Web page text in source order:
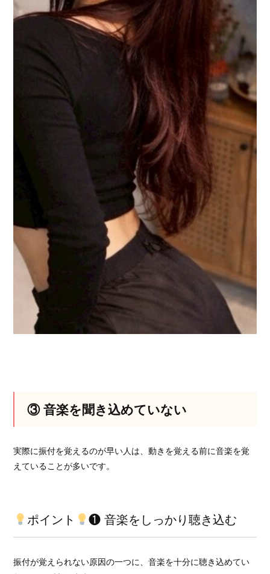
③ 音楽を聞き込めていない
実際に振付を覚えるのが早い人は、動きを覚える前に音楽を覚
えていることが多いです。
ポイント ❶ 音楽をしっかり聴き込む
振付が覚えられない原因の一つに、音楽を十分に聴き込めてい